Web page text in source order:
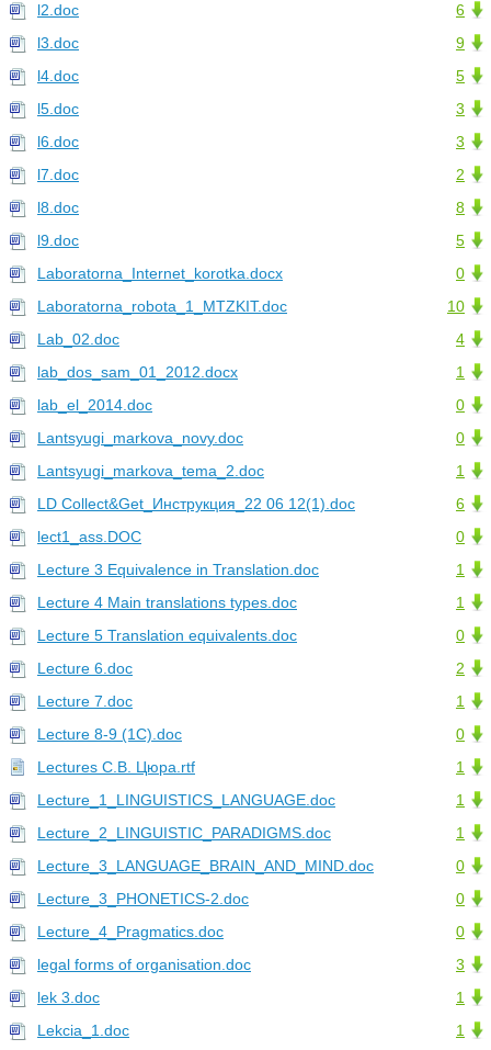
6
l2.doc
9
l3.doc
5
l4.doc
3
l5.doc
3
l6.doc
2
l7.doc
8
l8.doc
5
l9.doc
0
Laboratorna_Internet_korotka.docx
10
Laboratorna_robota_1_MTZKIT.doc
4
Lab_02.doc
1
lab_dos_sam_01_2012.docx
0
lab_el_2014.doc
0
Lantsyugi_markova_novy.doc
1
Lantsyugi_markova_tema_2.doc
6
LD Collect&Get_Инструкция_22 06 12(1).doc
0
lect1_ass.DOC
1
Lecture 3 Equivalence in Translation.doc
1
Lecture 4 Main translations types.doc
0
Lecture 5 Translation equivalents.doc
2
Lecture 6.doc
1
Lecture 7.doc
0
Lecture 8-9 (1C).doc
1
Lectures С.В. Цюра.rtf
1
Lecture_1_LINGUISTICS_LANGUAGE.doc
1
Lecture_2_LINGUISTIC_PARADIGMS.doc
0
Lecture_3_LANGUAGE_BRAIN_AND_MIND.doc
0
Lecture_3_PHONETICS-2.doc
0
Lecture_4_Pragmatics.doc
3
legal forms of organisation.doc
1
lek 3.doc
1
Lekcia_1.doc